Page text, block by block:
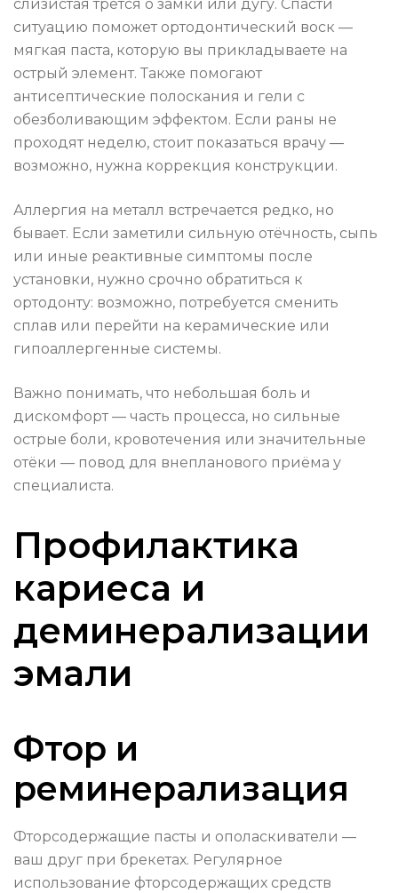
слизистая трётся о замки или дугу. Спасти
ситуацию поможет ортодонтический воск —
мягкая паста, которую вы прикладываете на
острый элемент. Также помогают
антисептические полоскания и гели с
обезболивающим эффектом. Если раны не
проходят неделю, стоит показаться врачу —
возможно, нужна коррекция конструкции.
Аллергия на металл встречается редко, но
бывает. Если заметили сильную отёчность, сыпь
или иные реактивные симптомы после
установки, нужно срочно обратиться к
ортодонту: возможно, потребуется сменить
сплав или перейти на керамические или
гипоаллергенные системы.
Важно понимать, что небольшая боль и
дискомфорт — часть процесса, но сильные
острые боли, кровотечения или значительные
отёки — повод для внепланового приёма у
специалиста.
Профилактика
кариеса и
деминерализации
эмали
Фтор и
реминерализация
Фторсодержащие пасты и ополаскиватели —
ваш друг при брекетах. Регулярное
использование фторсодержащих средств